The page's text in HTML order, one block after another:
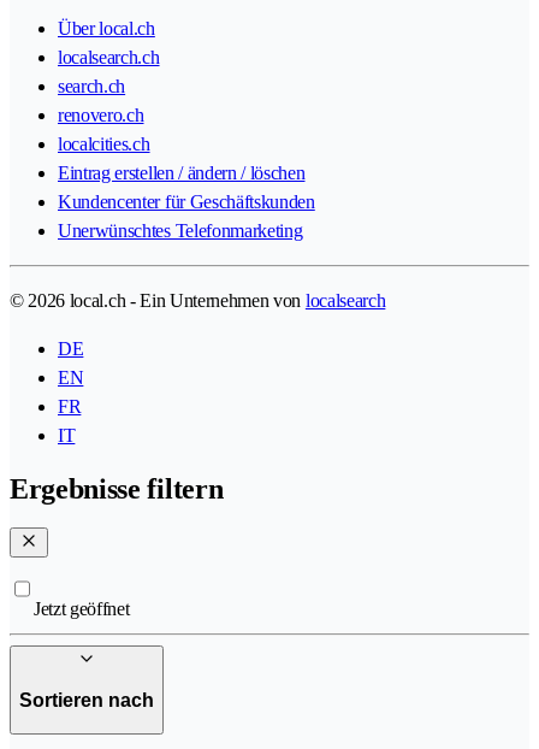
Über local.ch
localsearch.ch
search.ch
renovero.ch
localcities.ch
Eintrag erstellen / ändern / löschen
Kundencenter für Geschäftskunden
Unerwünschtes Telefonmarketing
© 2026 local.ch - Ein Unternehmen von localsearch
DE
EN
FR
IT
Ergebnisse filtern
Jetzt geöffnet
Sortieren nach